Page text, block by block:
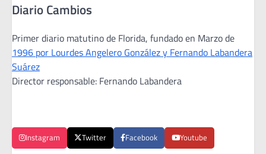
Diario Cambios
Primer diario matutino de Florida, fundado en Marzo de
1996 por Lourdes Angelero González y Fernando Labandera
Suárez
Director responsable: Fernando Labandera
Instagram Twitter Facebook Youtube